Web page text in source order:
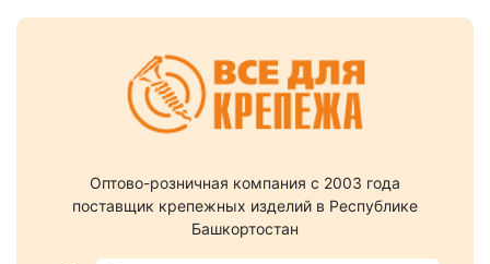
Оптово-розничная компания c 2003 года
поставщик крепежных изделий в Республике
Башкортостан